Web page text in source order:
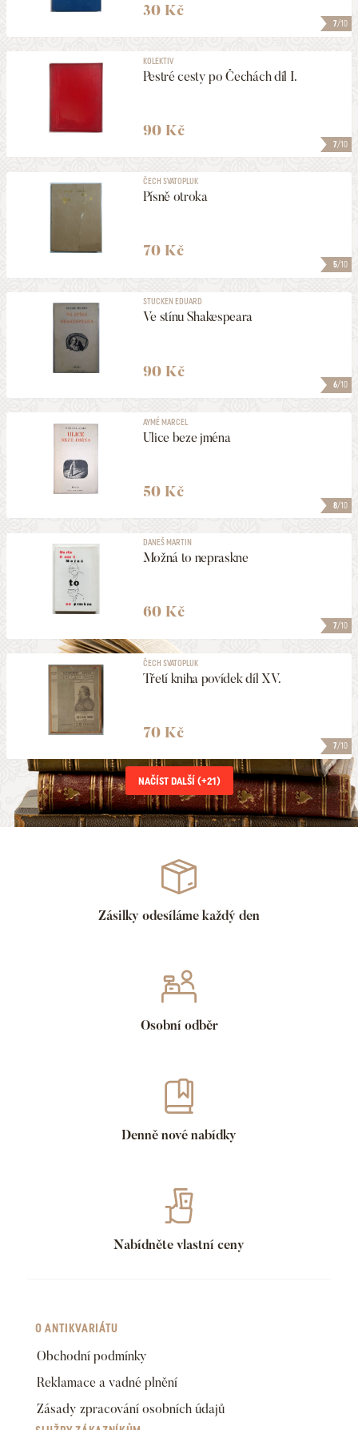
7/10
30 Kč
7/10
KOLEKTIV
Pestré cesty po Čechách díl I.
90 Kč
5/10
ČECH SVATOPLUK
Písně otroka
70 Kč
6/10
STUCKEN EDUARD
Ve stínu Shakespeara
90 Kč
8/10
AYMÉ MARCEL
Ulice beze jména
50 Kč
7/10
DANEŠ MARTIN
Možná to nepraskne
60 Kč
7/10
ČECH SVATOPLUK
Třetí kniha povídek díl XV.
70 Kč
NAČÍST DALŠÍ (+21)
Zásilky odesíláme každý den
Osobní odběr
Denně nové nabídky
Nabídněte vlastní ceny
O ANTIKVARIÁTU
Obchodní podmínky
Reklamace a vadné plnění
Zásady zpracování osobních údajů